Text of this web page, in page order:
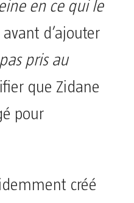
en ce qui le
d’ajouter
pris au
que Zidane
pour
créé